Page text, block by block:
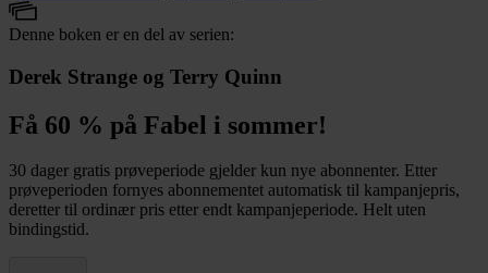
Denne boken er en del av serien:
Derek Strange og Terry Quinn
Få 60 % på Fabel i sommer!
30 dager gratis prøveperiode gjelder kun nye abonnenter. Etter
prøveperioden fornyes abonnementet automatisk til kampanjepris,
deretter til ordinær pris etter endt kampanjeperiode. Helt uten
bindingstid.